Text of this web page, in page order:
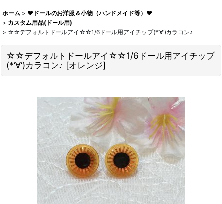
ホーム > ♥ドールのお洋服＆小物（ハンドメイド等）♥
> カスタム用品(ドール用)
> ☆☆デフォルトドールアイ☆☆1/6ドール用アイチップ(*‘∀‘)カラコン♪
☆☆デフォルトドールアイ☆☆1/6ドール用アイチップ
(*‘∀‘)カラコン♪ [オレンジ]